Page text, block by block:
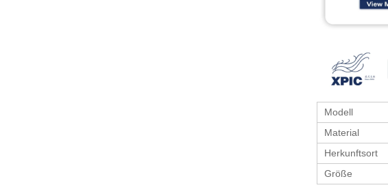
Modell
Material
Herkunftsort
Größe